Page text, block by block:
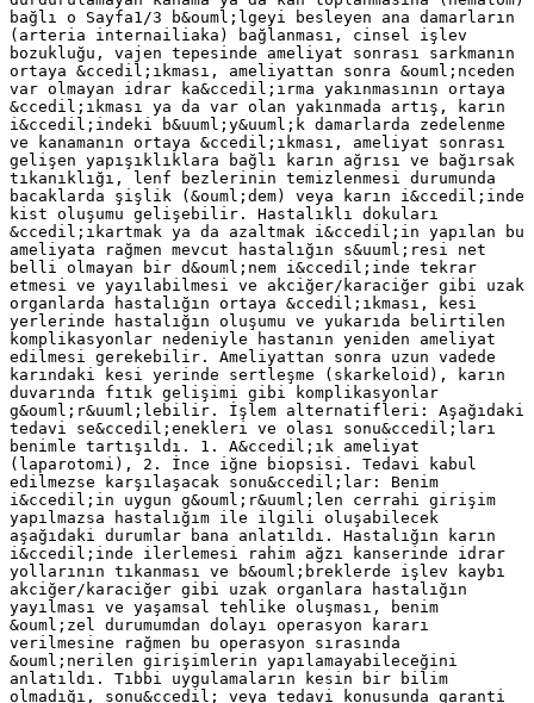
bağlı o Sayfa1/3 b&ouml;lgeyi besleyen ana damarların
(arteria internailiaka) bağlanması, cinsel işlev
bozukluğu, vajen tepesinde ameliyat sonrası sarkmanın
ortaya &ccedil;ıkması, ameliyattan sonra &ouml;nceden
var olmayan idrar ka&ccedil;ırma yakınmasının ortaya
&ccedil;ıkması ya da var olan yakınmada artış, karın
i&ccedil;indeki b&uuml;y&uuml;k damarlarda zedelenme
ve kanamanın ortaya &ccedil;ıkması, ameliyat sonrası
gelişen yapışıklıklara bağlı karın ağrısı ve bağırsak
tıkanıklığı, lenf bezlerinin temizlenmesi durumunda
bacaklarda şişlik (&ouml;dem) veya karın i&ccedil;inde
kist oluşumu gelişebilir. Hastalıklı dokuları
&ccedil;ıkartmak ya da azaltmak i&ccedil;in yapılan bu
ameliyata rağmen mevcut hastalığın s&uuml;resi net
belli olmayan bir d&ouml;nem i&ccedil;inde tekrar
etmesi ve yayılabilmesi ve akciğer/karaciğer gibi uzak
organlarda hastalığın ortaya &ccedil;ıkması, kesi
yerlerinde hastalığın oluşumu ve yukarıda belirtilen
komplikasyonlar nedeniyle hastanın yeniden ameliyat
edilmesi gerekebilir. Ameliyattan sonra uzun vadede
karındaki kesi yerinde sertleşme (skarkeloid), karın
duvarında fıtık gelişimi gibi komplikasyonlar
g&ouml;r&uuml;lebilir. İşlem alternatifleri: Aşağıdaki
tedavi se&ccedil;enekleri ve olası sonu&ccedil;ları
benimle tartışıldı. 1. A&ccedil;ık ameliyat
(laparotomi), 2. İnce iğne biopsisi. Tedavi kabul
edilmezse karşılaşacak sonu&ccedil;lar: Benim
i&ccedil;in uygun g&ouml;r&uuml;len cerrahi girişim
yapılmazsa hastalığım ile ilgili oluşabilecek
aşağıdaki durumlar bana anlatıldı. Hastalığın karın
i&ccedil;inde ilerlemesi rahim ağzı kanserinde idrar
yollarının tıkanması ve b&ouml;breklerde işlev kaybı
akciğer/karaciğer gibi uzak organlara hastalığın
yayılması ve yaşamsal tehlike oluşması, benim
&ouml;zel durumumdan dolayı operasyon kararı
verilmesine rağmen bu operasyon sırasında
&ouml;nerilen girişimlerin yapılamayabileceğini
anlatıldı. Tıbbi uygulamaların kesin bir bilim
olmadığı, sonu&ccedil; veya tedavi konusunda garanti